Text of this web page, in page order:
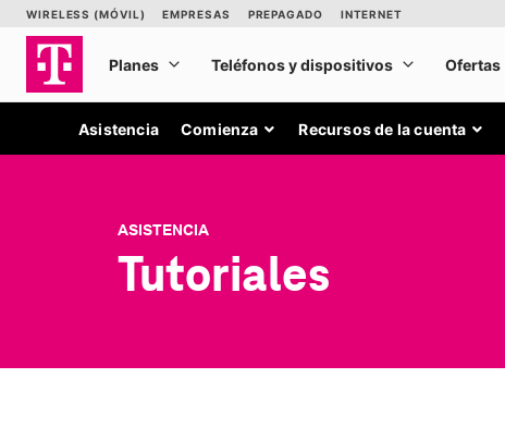
Asistencia Comienza Recursos de la cuenta
ASISTENCIA
Tutoriales